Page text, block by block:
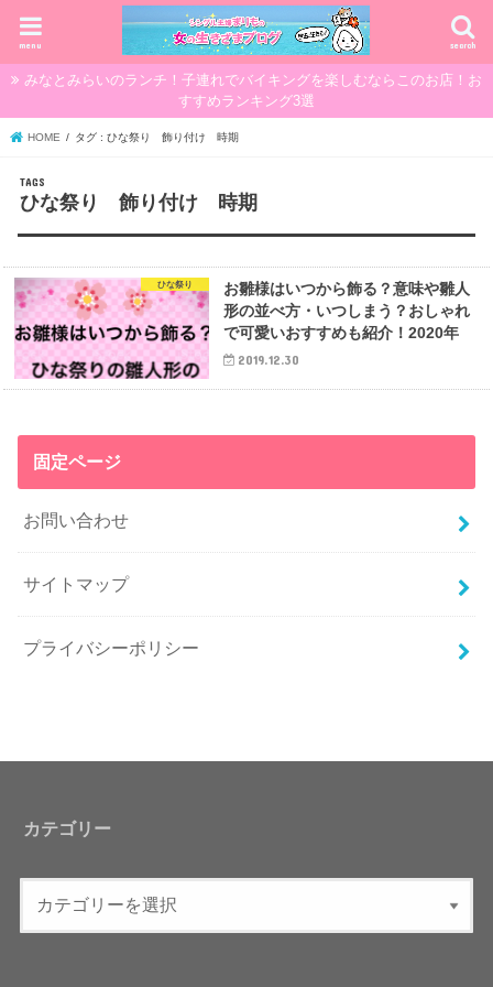
search
menu
みなとみらいのランチ！子連れでバイキングを楽しむならこのお店！お
すすめランキング3選
HOME タグ : ひな祭り 飾り付け 時期
ひな祭り 飾り付け 時期
ひな祭り
お雛様はいつから飾る？意味や雛人
形の並べ方・いつしまう？おしゃれ
で可愛いおすすめも紹介！2020年
2019.12.30
固定ページ
お問い合わせ
サイトマップ
プライバシーポリシー
カテゴリー